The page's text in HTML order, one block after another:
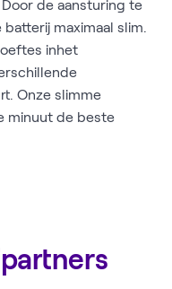
de aansturing te
maximaal slim.
inhet
Onze slimme
minuut de beste